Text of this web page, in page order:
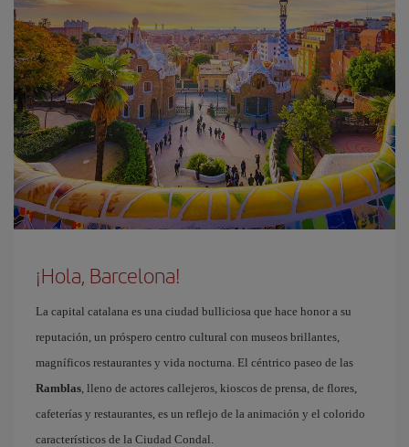
¡Hola, Barcelona!
La capital catalana es una ciudad bulliciosa que hace honor a su
reputación, un próspero centro cultural con museos brillantes,
magníficos restaurantes y vida nocturna. El céntrico paseo de las
Ramblas, lleno de actores callejeros, kioscos de prensa, de flores,
cafeterías y restaurantes, es un reflejo de la animación y el colorido
característicos de la Ciudad Condal.